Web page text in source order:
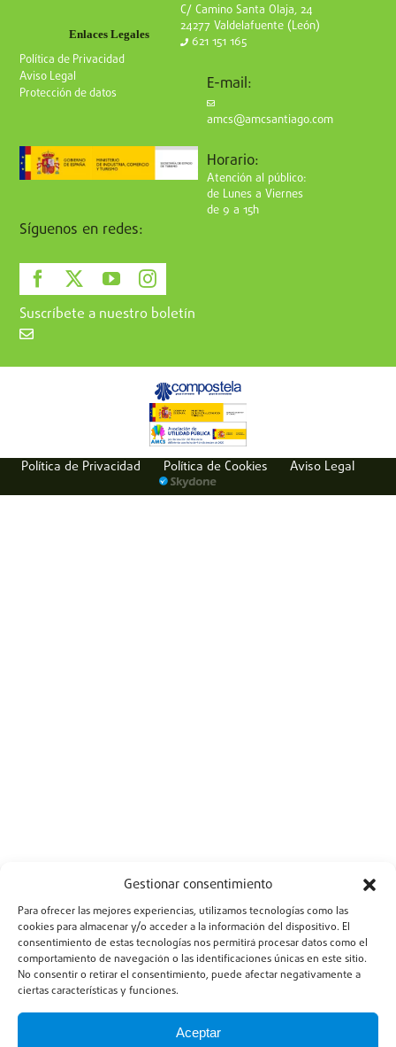
Gestionar consentimiento
Para ofrecer las mejores experiencias, utilizamos tecnologías como las
cookies para almacenar y/o acceder a la información del dispositivo. El
consentimiento de estas tecnologías nos permitirá procesar datos como el
comportamiento de navegación o las identificaciones únicas en este sitio.
No consentir o retirar el consentimiento, puede afectar negativamente a
ciertas características y funciones.
Aceptar
Enlaces Legales
Política de Privacidad
Aviso Legal
Protección de datos
C/ Camino Santa Olaja, 24
24277 Valdelafuente (León)
621 151 165
E-mail:
amcs@amcsantiago.com
Horario:
Atención al público:
de Lunes a Viernes
de 9 a 15h
Síguenos en redes:
Suscríbete a nuestro boletín
Política de Privacidad Política de Cookies Aviso Legal